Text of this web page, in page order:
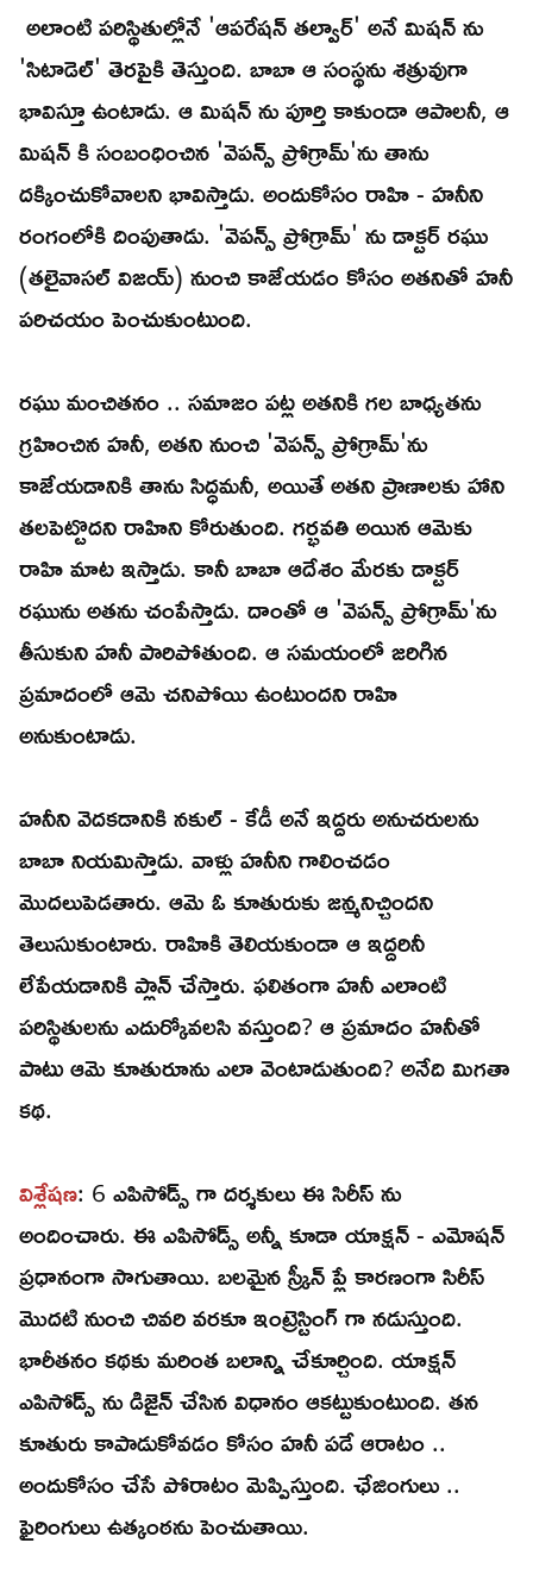
అలాంటి పరిస్థితుల్లోనే 'ఆపరేషన్ తల్వార్' అనే మిషన్ ను
'సిటాడెల్' తెరపైకి తెస్తుంది. బాబా ఆ సంస్థను శత్రువుగా
భావిస్తూ ఉంటాడు. ఆ మిషన్ ను పూర్తి కాకుండా ఆపాలనీ, ఆ
మిషన్ కి సంబంధించిన 'వెపన్స్ ప్రోగ్రామ్'ను తాను
దక్కించుకోవాలని భావిస్తాడు. అందుకోసం రాహి - హనీని
రంగంలోకి దింపుతాడు. 'వెపన్స్ ప్రోగ్రామ్' ను డాక్టర్ రఘు
(తలైవాసల్ విజయ్) నుంచి కాజేయడం కోసం అతనితో హనీ
పరిచయం పెంచుకుంటుంది.
రఘు మంచితనం .. సమాజం పట్ల అతనికి గల బాధ్యతను
గ్రహించిన హనీ, అతని నుంచి 'వెపన్స్ ప్రోగ్రామ్'ను
కాజేయడానికి తాను సిద్ధమనీ, అయితే అతని ప్రాణాలకు హాని
తలపెట్టొదని రాహిని కోరుతుంది. గర్భవతి అయిన ఆమెకు
రాహి మాట ఇస్తాడు. కానీ బాబా ఆదేశం మేరకు డాక్టర్
రఘును అతను చంపేస్తాడు. దాంతో ఆ 'వెపన్స్ ప్రోగ్రామ్'ను
తీసుకుని హనీ పారిపోతుంది. ఆ సమయంలో జరిగిన
ప్రమాదంలో ఆమె చనిపోయి ఉంటుందని రాహి
అనుకుంటాడు.
హనీని వెదకడానికి నకుల్ - కేడీ అనే ఇద్దరు అనుచరులను
బాబా నియమిస్తాడు. వాళ్లు హనీని గాలించడం
మొదలుపెడతారు. ఆమె ఓ కూతురుకు జన్మనిచ్చిందని
తెలుసుకుంటారు. రాహికి తెలియకుండా ఆ ఇద్దరినీ
లేపేయడానికి ప్లాన్ చేస్తారు. ఫలితంగా హనీ ఎలాంటి
పరిస్థితులను ఎదుర్కోవలసి వస్తుంది? ఆ ప్రమాదం హనీతో
పాటు ఆమె కూతురూను ఎలా వెంటాడుతుంది? అనేది మిగతా
కథ.
విశ్లేషణ: 6 ఎపిసోడ్స్ గా దర్శకులు ఈ సిరీస్ ను
అందించారు. ఈ ఎపిసోడ్స్ అన్నీ కూడా యాక్షన్ - ఎమోషన్
ప్రధానంగా సాగుతాయి. బలమైన స్క్రీన్ ప్లే కారణంగా సిరీస్
మొదటి నుంచి చివరి వరకూ ఇంట్రెస్టింగ్ గా నడుస్తుంది.
భారీతనం కథకు మరింత బలాన్ని చేకూర్చింది. యాక్షన్
ఎపిసోడ్స్ ను డిజైన్ చేసిన విధానం ఆకట్టుకుంటుంది. తన
కూతురు కాపాడుకోవడం కోసం హనీ పడే ఆరాటం ..
అందుకోసం చేసే పోరాటం మెప్పిస్తుంది. ఛేజింగులు ..
ఫైరింగులు ఉత్కంఠను పెంచుతాయి.